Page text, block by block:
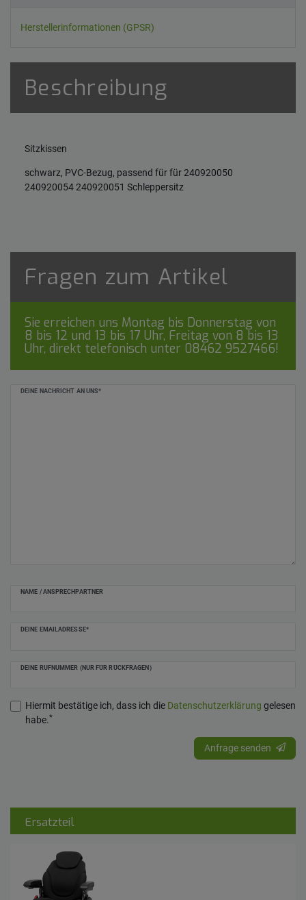
Herstellerinformationen (GPSR)
Beschreibung
Sitzkissen
schwarz, PVC-Bezug, passend für für 240920050
240920054 240920051 Schleppersitz
Fragen zum Artikel
Sie erreichen uns Montag bis Donnerstag von
8 bis 12 und 13 bis 17 Uhr, Freitag von 8 bis 13
Uhr, direkt telefonisch unter 08462 9527466!
DEINE NACHRICHT AN UNS*
NAME / ANSPRECHPARTNER
DEINE EMAILADRESSE*
DEINE RUFNUMMER (NUR FÜR RÜCKFRAGEN)
Hiermit bestätige ich, dass ich die Daten­schutz­erklärung gelesen
habe.*
Ceres::Template.mailFormHoneypotLabel
Anfrage senden
Ersatzteil